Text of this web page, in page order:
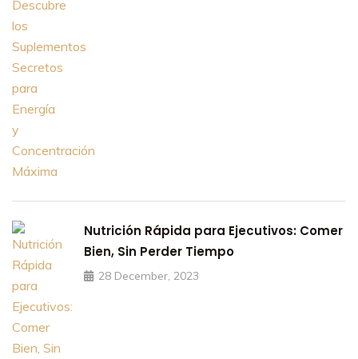
Nutrición Rápida para Ejecutivos: Comer
Bien, Sin Perder Tiempo
28 December, 2023